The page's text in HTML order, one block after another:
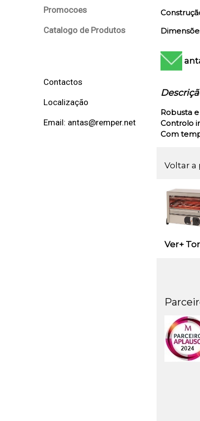
Promocoes
Catalogo de Produtos
Contactos
Localização
Email: antas@remper.net
Robusta
Controlo
Com
Voltar a
Ver+